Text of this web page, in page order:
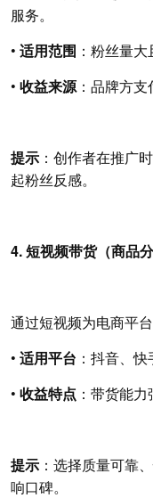
服务。
• 适用范围 ：粉丝量
• 收益来源：品牌方支
提示 ：创作者在推广
起粉丝反感。
4. 短视频带货（商品分
通过短视频为电商平
• 适用平台 ：抖音、
• 收益特点 ：带货能
提示 ：选择质量可靠
响口碑。